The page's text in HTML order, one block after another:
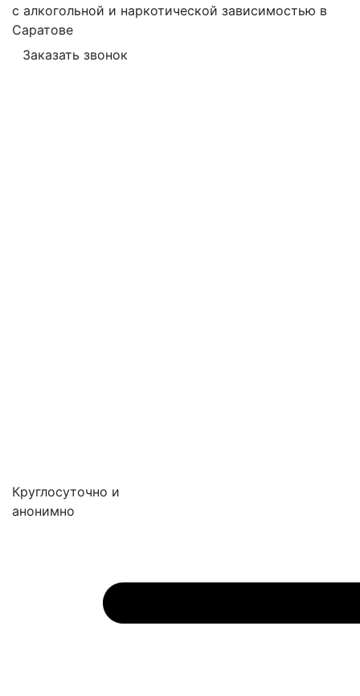
с алкогольной и наркотической зависимостью в
Саратове
Заказать звонок
Круглосуточно и
анонимно